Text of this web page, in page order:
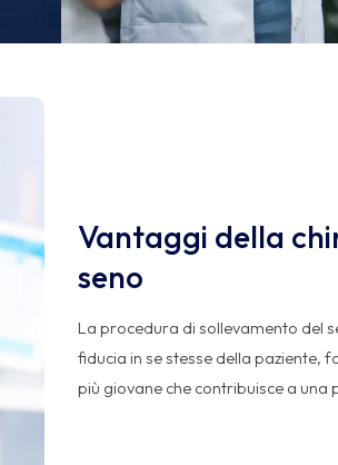
Vantaggi della
seno
La procedura di sollevamento del
fiducia in se stesse della paziente,
più giovane che contribuisce a una